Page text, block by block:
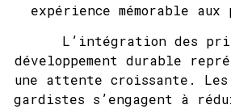
expérience mémorable
L’intégration des
développement durable
une attente croissante. Les
gardistes s’engagent à